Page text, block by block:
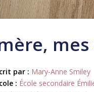
par : Mary-Anne Smiley
: École secondaire